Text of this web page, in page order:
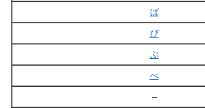
ば
び
ぶ
べ
–